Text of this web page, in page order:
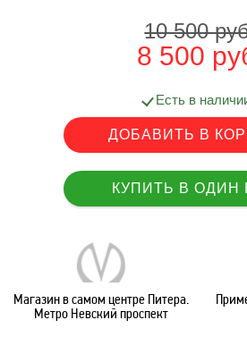
10 500
8 500
Есть в
Магазин в самом центре Питера.
Метро Невский проспект